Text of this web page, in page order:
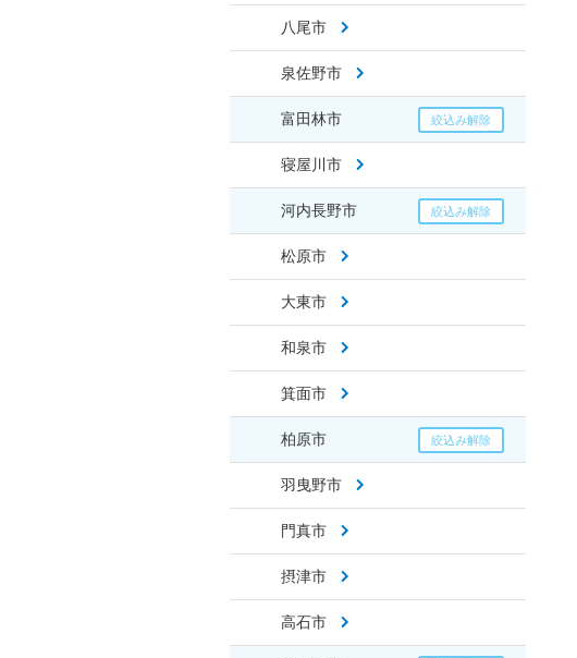
八尾市
泉佐野市
富田林市
寝屋川市
河内長野市
松原市
大東市
和泉市
箕面市
柏原市
羽曳野市
門真市
摂津市
高石市